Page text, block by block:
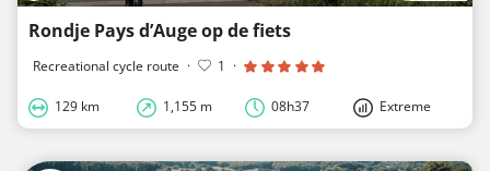
Rondje Pays d’Auge op de fiets
Recreational cycle route · 1 ·
129 km 1,155 m 08h37 Extreme